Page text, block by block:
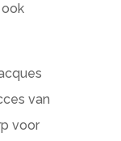
van
voor